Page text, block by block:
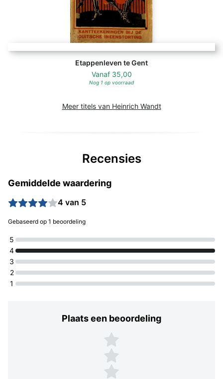
Etappenleven te Gent
Vanaf 35,00
Nog 1 op voorraad
Meer titels van Heinrich Wandt
Recensies
Gemiddelde waardering
4 van 5
Gebaseerd op 1 beoordeling
5
4
3
2
1
Plaats een beoordeling
Plaats een beoordeling
5 sterren
4 sterren
3 sterren